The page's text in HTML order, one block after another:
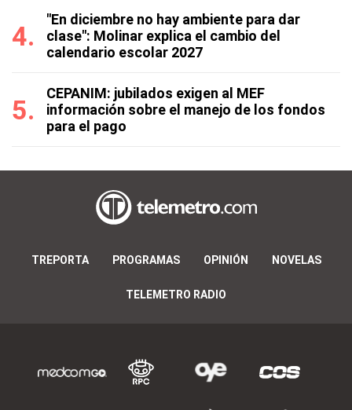
"En diciembre no hay ambiente para dar
clase": Molinar explica el cambio del
calendario escolar 2027
CEPANIM: jubilados exigen al MEF
información sobre el manejo de los fondos
para el pago
TREPORTA PROGRAMAS OPINIÓN NOVELAS
TELEMETRO RADIO